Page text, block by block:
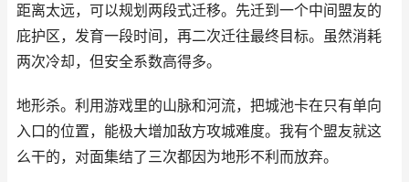
距离太远，可以规划两段式迁移。先迁到一个中间盟友的
庇护区，发育一段时间，再二次迁往最终目标。虽然消耗
两次冷却，但安全系数高得多。
地形杀。利用游戏里的山脉和河流，把城池卡在只有单向
入口的位置，能极大增加敌方攻城难度。我有个盟友就这
么干的，对面集结了三次都因为地形不利而放弃。